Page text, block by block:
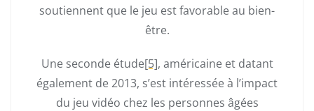
soutiennent que le jeu est favorable au bien-
être.
Une seconde étude[5], américaine et datant
également de 2013, s’est intéressée à l’impact
du jeu vidéo chez les personnes âgées